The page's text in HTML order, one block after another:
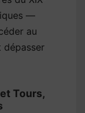
—
au
dépasser
Tours,